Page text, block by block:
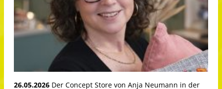
26.05.2026 Der Concept Store von Anja Neumann in der